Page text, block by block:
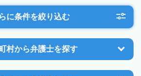
に条件を絞り込む
村から弁護士を探す